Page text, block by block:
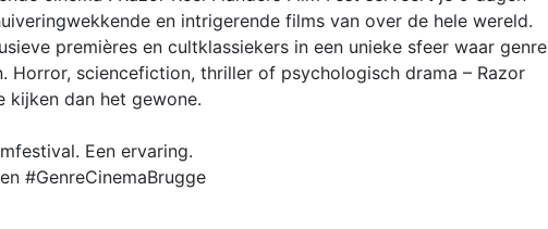
en intrigerende films van over de hele wereld.
premières en cultklassiekers in een unieke sfeer waar genre
Horror, sciencefiction, thriller of psychologisch drama – Razor
kijken dan het gewone.
Een ervaring.
#GenreCinemaBrugge